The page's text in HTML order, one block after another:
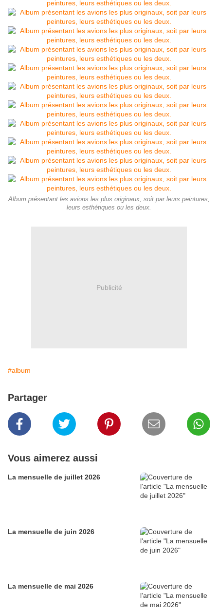
Album présentant les avions les plus originaux, soit par leurs peintures,
leurs esthétiques ou les deux.
Publicité
#album
Partager
Vous aimerez aussi
La mensuelle de juillet 2026
La mensuelle de juin 2026
La mensuelle de mai 2026